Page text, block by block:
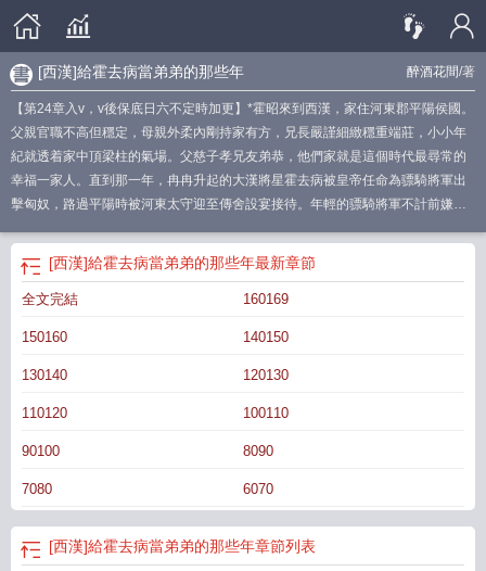
醉酒花間/著
[西漢]給霍去病當弟弟的那些年
【第24章入v，v後保底日六不定時加更】*霍昭來到西漢，家住河東郡平陽侯國。
父親官職不高但穩定，母親外柔內剛持家有方，兄長嚴謹細緻穩重端莊，小小年
紀就透着家中頂梁柱的氣場。父慈子孝兄友弟恭，他們家就是這個時代最尋常的
幸福一家人。直到那一年，冉冉升起的大漢將星霍去病被皇帝任命為骠騎將軍出
擊匈奴，路過平陽時被河東太守迎至傳舍設宴接待。年輕的骠騎將軍不計前嫌跪
昭:？？？霍昭震驚看着一臉懵逼的老爹，瞳孔地震！霍去病啊！！！-劃重點-：
1.主角獨自美麗莫得cp，無腦小白文，主角金手指粗粗粗長長長。2.架空背景，
劇情亂七八糟什麼都有，人物年齡生平有調整。3.文學城獨家發表，作者修文狂
谒，將軍迎拜，因跪曰：“去病不早自知為大人遺體也。”中孺扶報叩頭，曰：“老
——————————專欄預收求收藏~~~《帶着隨身阿飄始皇帝在秦末逆風翻
盤》——醉酒花間*姜晏出師的時候，師父千叮嚀萬囑咐，千萬别跟老秦家混，往
武烈王家的，被趕出秦國了；莊襄王家的，自殺了；始皇帝家的，腰斬了……這
大秦的二把手簡直是個被詛咒的職位，就是餓肚子也不能跟着他們混。他當時答
應的爽快，始皇帝已經殯天，老秦家沒人了，師父不用擔心，他一定能找到屬於
自己的明主輔佐。亂世出英豪，吾輩當撥雲見日，還天下海晏河清。然而，他千
[西漢]給霍去病當弟弟的那些年最新章節
全文完結 160169
150160 140150
130140 120130
110120 100110
90100 8090
7080 6070
[西漢]給霍去病當弟弟的那些年章節列表